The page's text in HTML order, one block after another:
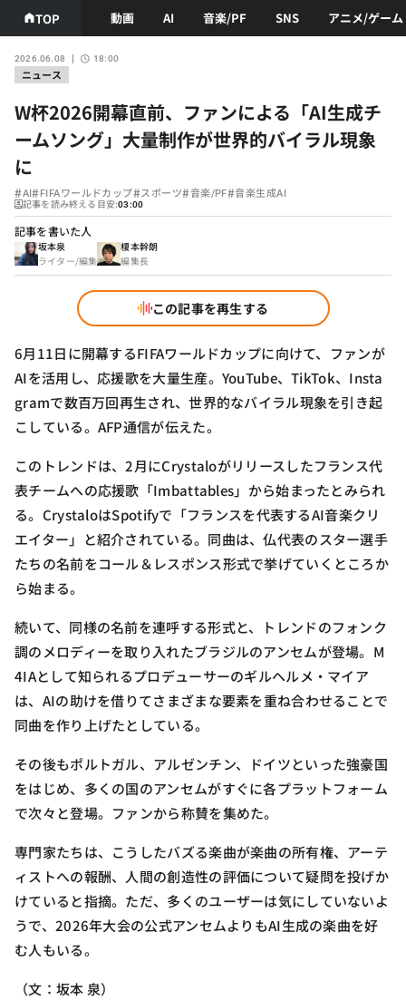
TOP 動画 AI 音楽/PF SNS アニメ/ゲーム
ニュース
2026.06.08 18:00
W杯2026開幕直前、ファンによる「AI生成チ
ームソング」大量制作が世界的バイラル現象
に
#AI#FIFAワールドカップ#スポーツ#音楽/PF#音楽生成AI
記事を読み終える目安:03:00
記事を書いた人
坂本泉
ライター/編集
榎本幹朗
編集長
この記事を再生する
6月11日に開幕するFIFAワールドカップに向けて、ファンが
AIを活用し、応援歌を大量生産。YouTube、TikTok、Insta
gramで数百万回再生され、世界的なバイラル現象を引き起
こしている。AFP通信が伝えた。
このトレンドは、2月にCrystaloがリリースしたフランス代
表チームへの応援歌「Imbattables」から始まったとみられ
る。CrystaloはSpotifyで「フランスを代表するAI音楽クリ
エイター」と紹介されている。同曲は、仏代表のスター選手
たちの名前をコール＆レスポンス形式で挙げていくところか
ら始まる。
続いて、同様の名前を連呼する形式と、トレンドのフォンク
調のメロディーを取り入れたブラジルのアンセムが登場。M
4IAとして知られるプロデューサーのギルヘルメ・マイア
は、AIの助けを借りてさまざまな要素を重ね合わせることで
同曲を作り上げたとしている。
その後もポルトガル、アルゼンチン、ドイツといった強豪国
をはじめ、多くの国のアンセムがすぐに各プラットフォーム
で次々と登場。ファンから称賛を集めた。
専門家たちは、こうしたバズる楽曲が楽曲の所有権、アーテ
ィストへの報酬、人間の創造性の評価について疑問を投げか
けていると指摘。ただ、多くのユーザーは気にしていないよ
うで、2026年大会の公式アンセムよりもAI生成の楽曲を好
む人もいる。
（文：坂本 泉）